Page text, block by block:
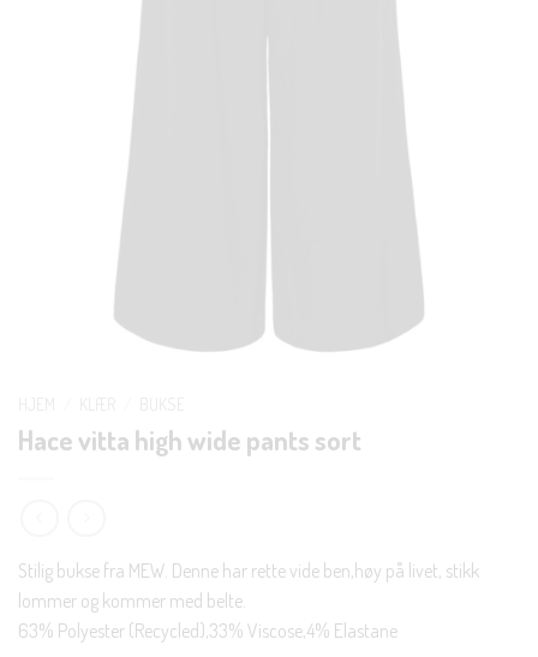
Hace vitta high wide pants sort
Stilig bukse fra MEW. Denne har rette vide ben,høy på livet, stikk
lommer og kommer med belte.
63% Polyester (Recycled),33% Viscose,4% Elastane